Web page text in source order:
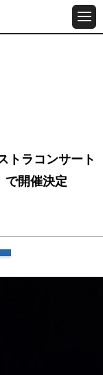
トラコンサート
で開催決定